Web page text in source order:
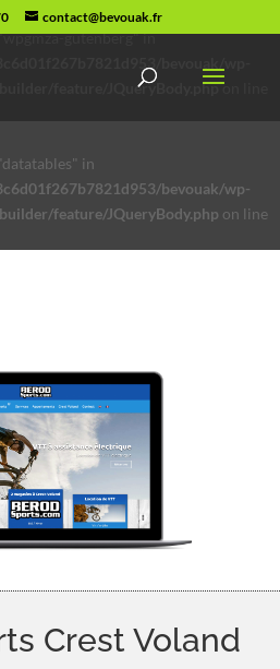
gutenberg" in
bevouak/wp-
feature/JQueryBody.phpon line
in
bevouak/wp-
feature/JQueryBody.php on line
contact@bevouak.fr
Crest Voland